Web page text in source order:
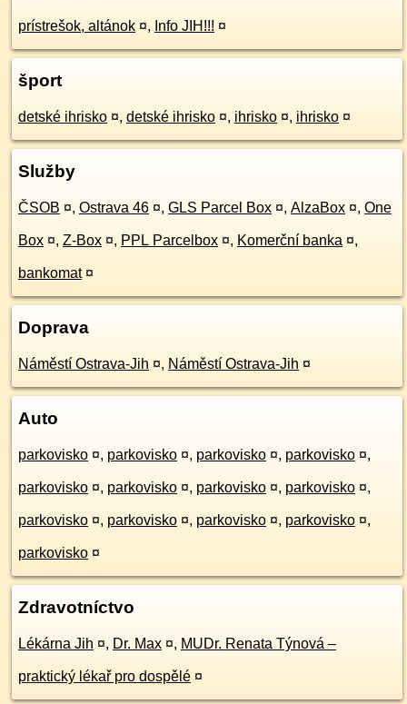
prístrešok, altánok ¤, Info JIH!!! ¤
šport
detské ihrisko ¤, detské ihrisko ¤, ihrisko ¤, ihrisko ¤
Služby
ČSOB ¤, Ostrava 46 ¤, GLS Parcel Box ¤, AlzaBox ¤, One
Box ¤, Z-Box ¤, PPL Parcelbox ¤, Komerční banka ¤,
bankomat ¤
Doprava
Náměstí Ostrava-Jih ¤, Náměstí Ostrava-Jih ¤
Auto
parkovisko ¤, parkovisko ¤, parkovisko ¤, parkovisko ¤,
parkovisko ¤, parkovisko ¤, parkovisko ¤, parkovisko ¤,
parkovisko ¤, parkovisko ¤, parkovisko ¤, parkovisko ¤,
parkovisko ¤
Zdravotníctvo
Lékárna Jih ¤, Dr. Max ¤, MUDr. Renata Týnová –
praktický lékař pro dospělé ¤